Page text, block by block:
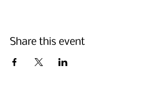
Share this event